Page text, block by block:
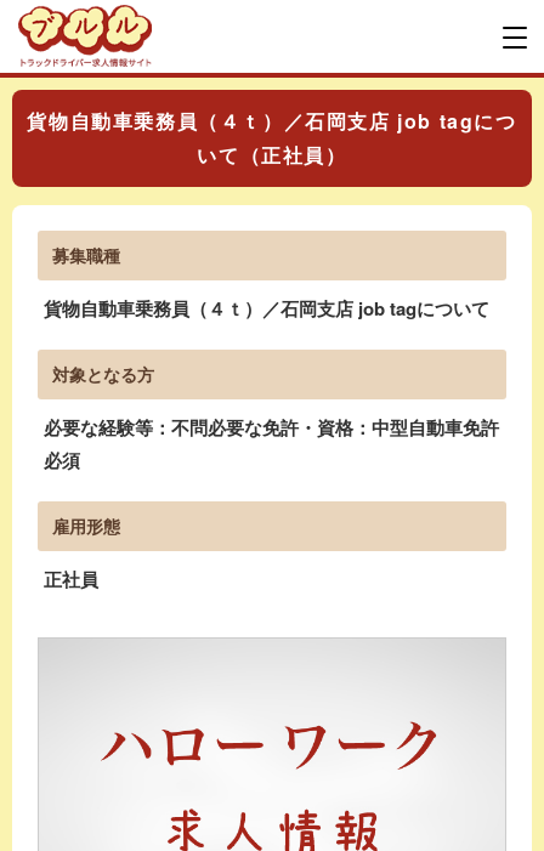
貨物自動車乗務員（４ｔ）／石岡支店 job tagにつ
いて（正社員）
募集職種
貨物自動車乗務員（４ｔ）／石岡支店 job tagについて
対象となる方
必要な経験等：不問必要な免許・資格：中型自動車免許
必須
雇用形態
正社員